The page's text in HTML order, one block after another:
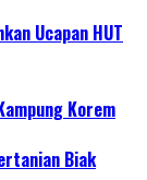
Ucapan HUT
Korem
Biak